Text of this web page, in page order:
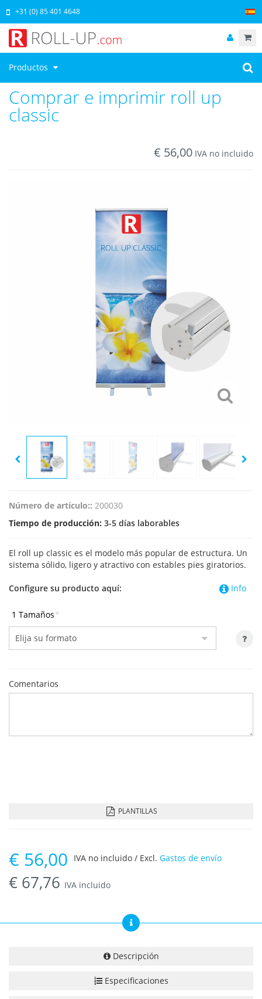
Productos
+31 (0) 85 401 4648
Comprar e imprimir roll up
classic
€ 56,00 IVA no incluido
Número de artículo:: 200030
Tiempo de producción: 3-5 días laborables
El roll up classic es el modelo más popular de estructura. Un
sistema sólido, ligero y atractivo con estables pies giratorios.
Info
Configure su producto aquí:
1 Tamaños*
Comentarios
PLANTILLAS
€ 56,00
€ 67,76 IVA incluido
IVA no incluido / Excl. Gastos de envío
Descripción
Especificaciones